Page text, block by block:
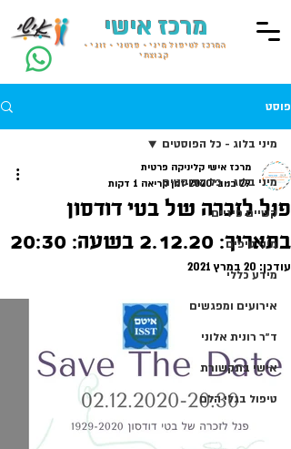
המרכז לטיפול מיני • פרטני • זוגי •
קבוצתי
מרכז אישי
פוסט
מיני בלוג - כל הפוסטים
קשיים פיזיים
מיני טיפים
מידע כללי
אירועים ומפגשים
ד״ר רונית אלוני
אישי בתקשורת
טיפול בגלי הלם
מיני בלוג - כל הפוסטים
פנל לזכרה של בטי דודסון
בתאריך: 2.12.20 בשעה: 20:30
מרכז אישי קליניקה פרטית
29 בנוב׳ 2020
זמן קריאה 1 דקות
עודכן: 20 במרץ 2021